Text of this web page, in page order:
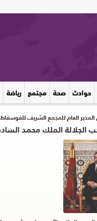
حوادث صحة مجتمع رياضة